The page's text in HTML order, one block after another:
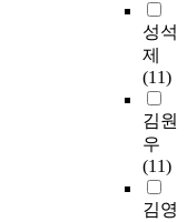
성석
제
(11)
김원
우
(11)
김영